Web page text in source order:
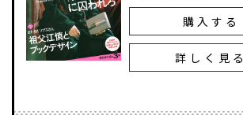
購入する
詳しく見る